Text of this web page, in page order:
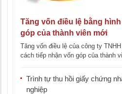
Tăng vốn điều lệ bằng
góp của thành viên mới
Tăng vốn điều lệ của công ty
cách tiếp nhận vốn góp của thành
Trình tự thu hồi giấy chứng
nghiệp